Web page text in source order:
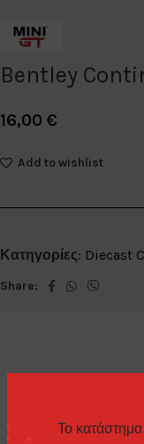
Το κατάστημα
Bentley
16,00 €
Add to wishlist
Κατηγορίες: Diecast
Share: